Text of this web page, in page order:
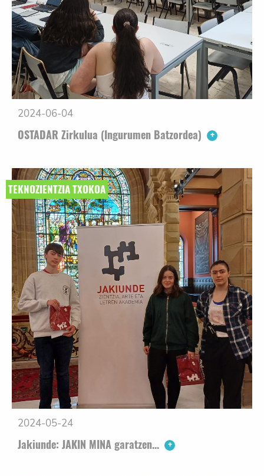
2024-06-04
OSTADAR Zirkulua (Ingurumen Batzordea)
TEKNOZIENTZIA TXOKOA
2024-05-24
Jakiunde: JAKIN MINA garatzen...